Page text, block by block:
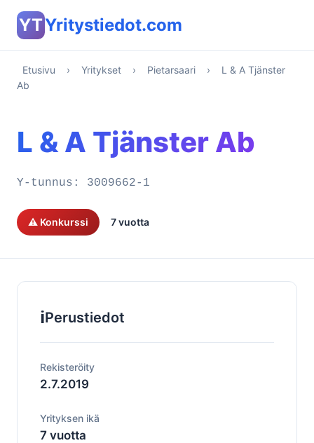
YTYritystiedot.com
Etusivu › Yritykset › Pietarsaari ›
L & A Tjänster
Ab
L & A Tjänster Ab
Y-tunnus: 3009662-1
⚠️ Konkurssi 7 vuotta
ℹ️Perustiedot
Rekisteröity
2.7.2019
Yrityksen ikä
7 vuotta